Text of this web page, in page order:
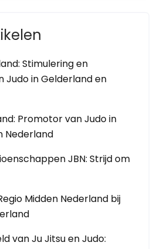
Stimulering en
Judo in Gelderland en
Promotor van Judo in
Nederland
JBN: Strijd om
Midden Nederland bij
van Ju Jitsu en Judo: